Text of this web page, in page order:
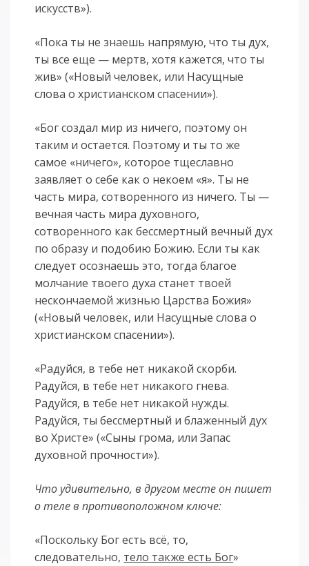
искусств»).
«Пока ты не знаешь напрямую, что ты дух,
ты все еще — мертв, хотя кажется, что ты
жив» («Новый человек, или Насущные
слова о христианском спасении»).
«Бог создал мир из ничего, поэтому он
таким и остается. Поэтому и ты то же
самое «ничего», которое тщеславно
заявляет о себе как о некоем «я». Ты не
часть мира, сотворенного из ничего. Ты —
вечная часть мира духовного,
сотворенного как бессмертный вечный дух
по образу и подобию Божию. Если ты как
следует осознаешь это, тогда благое
молчание твоего духа станет твоей
нескончаемой жизнью Царства Божия»
(«Новый человек, или Насущные слова о
христианском спасении»).
«Радуйся, в тебе нет никакой скорби.
Радуйся, в тебе нет никакого гнева.
Радуйся, в тебе нет никакой нужды.
Радуйся, ты бессмертный и блаженный дух
во Христе» («Сыны грома, или Запас
духовной прочности»).
Что удивительно, в другом месте он пишет
о теле в противоположном ключе:
«Поскольку Бог есть всё, то,
следовательно, тело также есть Бог»